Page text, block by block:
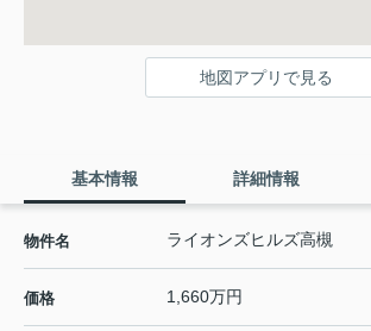
地図アプリで見る
基本情報 詳細情報
物件名 ライオンズヒルズ高槻
価格 1,660万円